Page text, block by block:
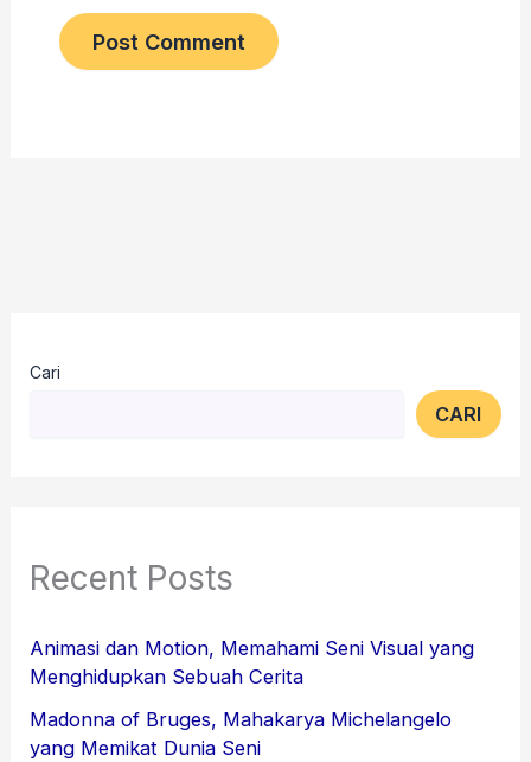
Cari
CARI
Recent Posts
Animasi dan Motion, Memahami Seni Visual yang
Menghidupkan Sebuah Cerita
Madonna of Bruges, Mahakarya Michelangelo
yang Memikat Dunia Seni